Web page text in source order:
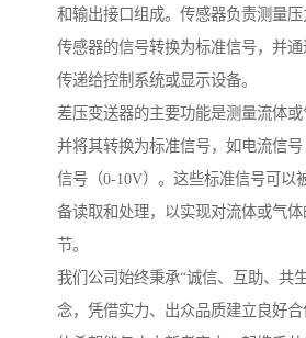
和输出接口组成。传感器负责测量
传感器的信号转换为标准信号，并
传递给控制系统或显示设备。
差压变送器的主要功能是测量流体或
并将其转换为标准信号，如电流信
信号（0-10V）。这些标准信号可以
备读取和处理，以实现对流体或气
节。
我们公司始终秉承“诚信、互助、共
念，凭借实力、出众品质建立良好